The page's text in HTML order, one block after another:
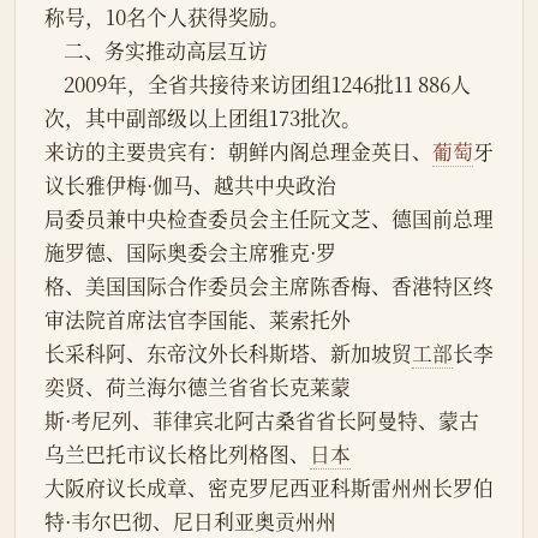
称号，10名个人获得奖励。
    二、务实推动高层互访
次，其中副部级以上团组173批次。
来访的主要贵宾有：朝鲜内阁总理金英日、 葡萄牙
议长雅伊梅·伽马、越共中央政治
局委员兼中央检查委员会主任阮文芝、德国前总理
施罗德、国际奥委会主席雅克·罗
格、美国国际合作委员会主席陈香梅、香港特区终
审法院首席法官李国能、莱索托外
长采科阿、东帝汶外长科斯塔、新加坡贸工部长李
奕贤、荷兰海尔德兰省省长克莱蒙
斯·考尼列、菲律宾北阿古桑省省长阿曼特、蒙古
乌兰巴托市议长格比列格图、
日本
大阪府议长成章、密克罗尼西亚科斯雷州州长罗伯
特·韦尔巴彻、尼日利亚奥贡州州